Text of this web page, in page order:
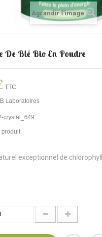
Agrandir l'image
De Blé Bio En Poudre
TTC
Laboratoires
crystal_649
produit
exceptionnel de